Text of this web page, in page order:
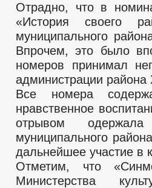
Отрадно, что в
«История своего
муниципального
Впрочем, это было
номеров принимал
администрации района
Все номера
нравственное
отрывом одержала
муниципального
дальнейшее участие в
Отметим, что
Министерства